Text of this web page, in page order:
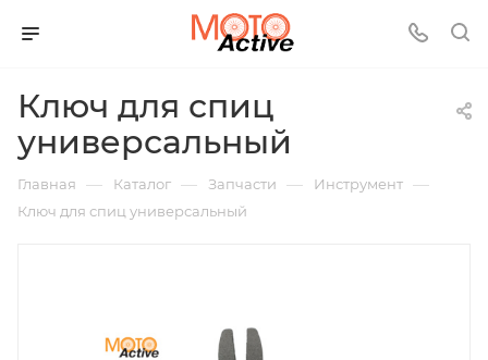
Ключ для спиц
универсальный
Главная — Каталог — Запчасти — Инструмент —
Ключ для спиц универсальный